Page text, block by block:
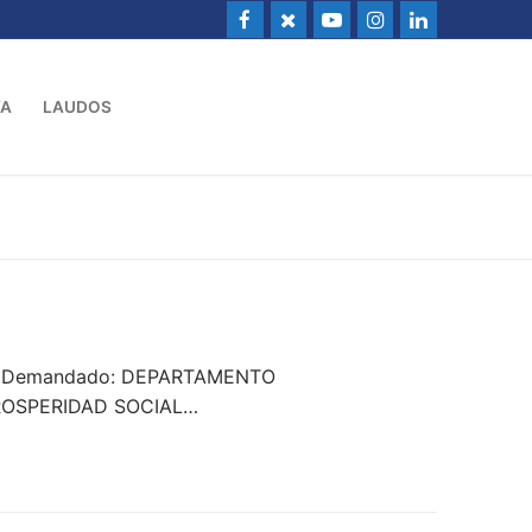
LAUDOS
DEPARTAMENTO
SOCIAL…